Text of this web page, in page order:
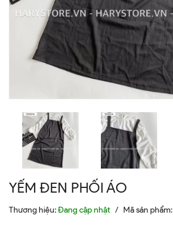
YẾM ĐEN PHỐI ÁO
Thương hiệu:Đang cập nhật / Mã sản phẩm: